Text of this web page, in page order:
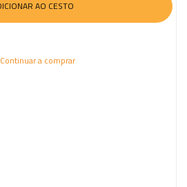
Continuar a comprar